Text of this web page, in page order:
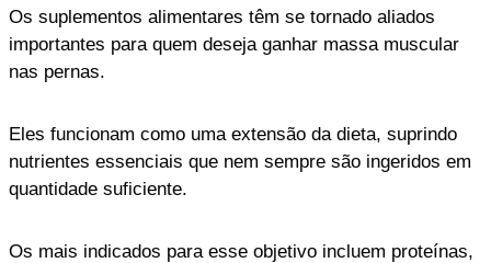
Os suplementos alimentares têm se tornado aliados
importantes para quem deseja ganhar massa muscular
nas pernas.
Eles funcionam como uma extensão da dieta, suprindo
nutrientes essenciais que nem sempre são ingeridos em
quantidade suficiente.
Os mais indicados para esse objetivo incluem proteínas,